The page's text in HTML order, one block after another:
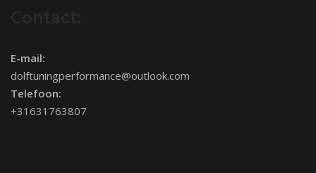
E-mail:
dolftuningperformance@outlook.com
Telefoon:
+31631763807